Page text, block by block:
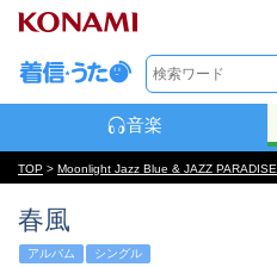
音楽
TOP > Moonlight Jazz Blue & JAZZ PARADISE
春風
アルバム シングル